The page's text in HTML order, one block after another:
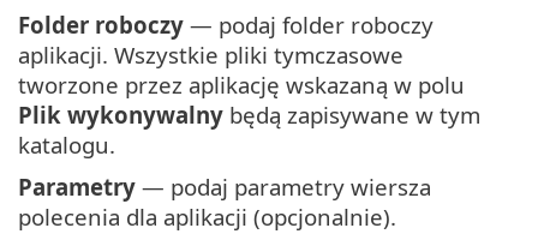
Folder roboczy — podaj folder roboczy
aplikacji. Wszystkie pliki tymczasowe
tworzone przez aplikację wskazaną w polu
Plik wykonywalny będą zapisywane w tym
katalogu.
Parametry — podaj parametry wiersza
polecenia dla aplikacji (opcjonalnie).